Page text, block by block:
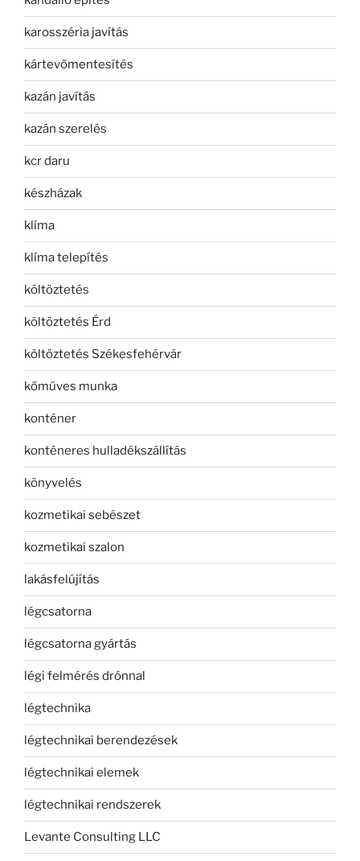
karosszéria javítás
kártevőmentesítés
kazán javítás
kazán szerelés
kcr daru
készházak
klíma
klíma telepítés
költöztetés
költöztetés Érd
költöztetés Székesfehérvár
kőműves munka
konténer
konténeres hulladékszállítás
könyvelés
kozmetikai sebészet
kozmetikai szalon
lakásfelújítás
légcsatorna
légcsatorna gyártás
légi felmérés drónnal
légtechnika
légtechnikai berendezések
légtechnikai elemek
légtechnikai rendszerek
Levante Consulting LLC